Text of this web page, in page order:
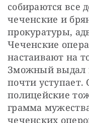
собираются
чеченские и
прокуратуры,
Чеченские
настаивают на
Зможный выдал
почти уступает.
полицейские
грамма
чеченских